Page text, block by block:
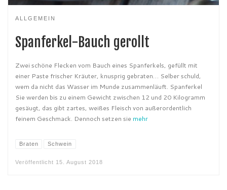
ALLGEMEIN
Spanferkel-Bauch gerollt
Zwei schöne Flecken vom Bauch eines Spanferkels, gefüllt mit
einer Paste frischer Kräuter, knusprig gebraten… Selber schuld,
wem da nicht das Wasser im Munde zusammenläuft. Spanferkel
Sie werden bis zu einem Gewicht zwischen 12 und 20 Kilogramm
gesäugt, das gibt zartes, weißes Fleisch von außerordentlich
feinem Geschmack. Dennoch setzen sie mehr
Braten Schwein
Veröffentlicht 15. August 2018